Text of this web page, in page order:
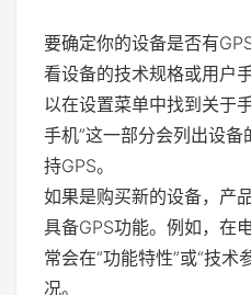
要确定你的设备是否有
看设备的技术规格或用户
以在设置菜单中找到关于
手机”这一部分会列出设
持GPS。
如果是购买新的设备，产
具备GPS功能。例如，在
常会在“功能特性”或“技术
况。